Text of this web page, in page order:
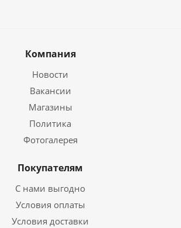
Компания
Новости
Вакансии
Магазины
Политика
Фотогалерея
Покупателям
С нами выгодно
Условия оплаты
Условия доставки